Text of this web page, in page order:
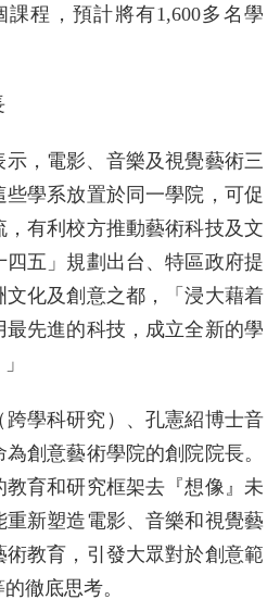
程，預計將有1,600多名學
，電影、音樂及視覺藝術三
學系放置於同一學院，可促
有利校方推動藝術科技及文
五」規劃出台、特區政府提
化及創意之都，「浸大藉着
先進的科技，成立全新的學
學科研究）、孔憲紹博士音
創意藝術學院的創院院長。
教育和研究框架去『想像』未
新塑造電影、音樂和視覺藝
教育，引發大眾對於創意範
徹底思考。